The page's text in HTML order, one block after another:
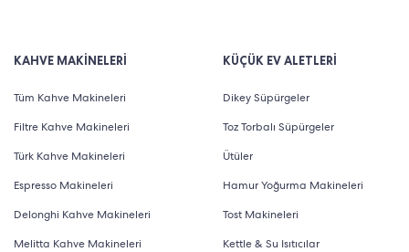
KAHVE MAKİNELERİ
Tüm Kahve Makineleri
Filtre Kahve Makineleri
Türk Kahve Makineleri
Espresso Makineleri
Delonghi Kahve Makineleri
Melitta Kahve Makineleri
KÜÇÜK EV ALETLERİ
Dikey Süpürgeler
Toz Torbalı Süpürgeler
Ütüler
Hamur Yoğurma Makineleri
Tost Makineleri
Kettle & Su Isıtıcılar